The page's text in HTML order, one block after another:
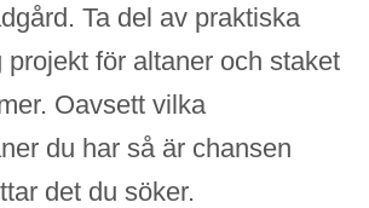
Ta del av praktiska
projekt för altaner och staket
Oavsett vilka
du har så är chansen
det du söker.